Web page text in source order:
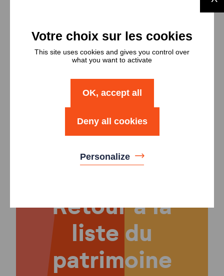
Types et
nombres de
logements
Type Nombre
Retour à la
liste du
patrimoine
This site uses cookies and gives you control over
what you want to activate
OK, accept all
Deny all cookies
Personalize